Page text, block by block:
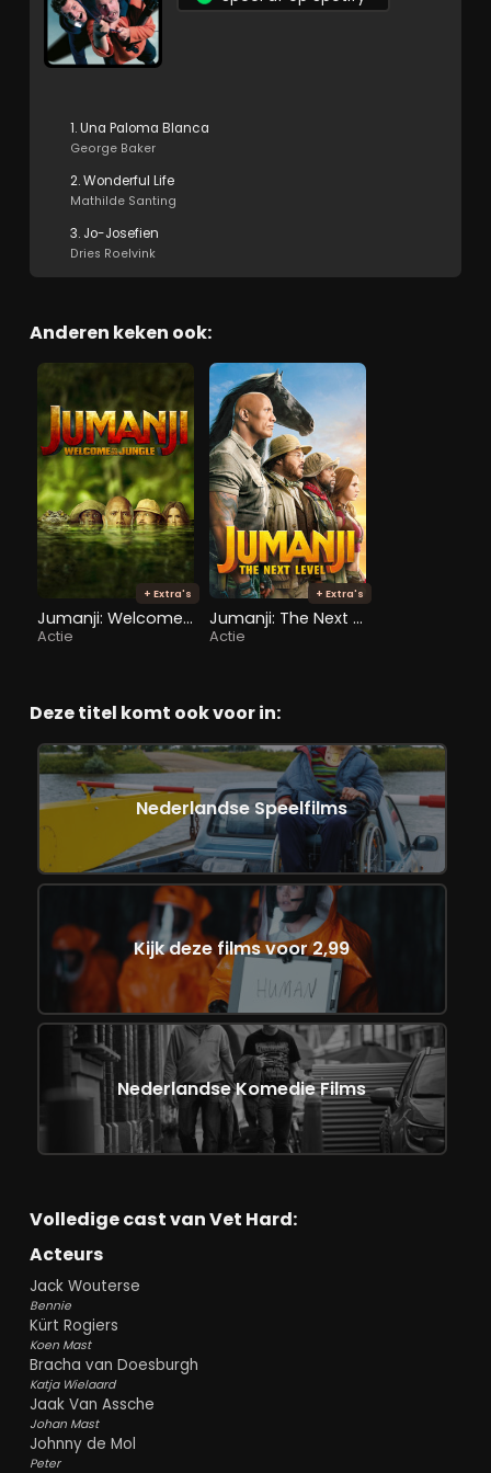
1. Una Paloma Blanca
George Baker
2. Wonderful Life
Mathilde Santing
3. Jo-Josefien
Dries Roelvink
Anderen keken ook:
+ Extra's
Jumanji: Welcome to the Jungle
Actie
+ Extra's
Jumanji: The Next Level
Actie
Deze titel komt ook voor in:
Nederlandse Speelfilms
Kijk deze films voor 2,99
Nederlandse Komedie Films
Volledige cast van Vet Hard:
Acteurs
Jack Wouterse
Bennie
Kürt Rogiers
Koen Mast
Bracha van Doesburgh
Katja Wielaard
Jaak Van Assche
Johan Mast
Johnny de Mol
Peter